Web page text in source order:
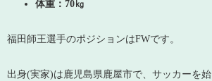
体重：70㎏
福田師王選手のポジションはFWです。
出身(実家)は鹿児島県鹿屋市で、サッカーを始